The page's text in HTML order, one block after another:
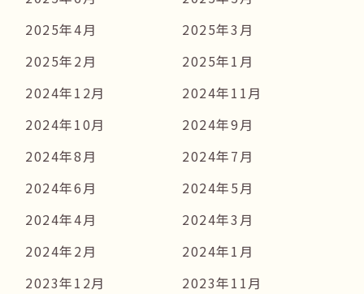
2025年4月
2025年3月
2025年2月
2025年1月
2024年12月
2024年11月
2024年10月
2024年9月
2024年8月
2024年7月
2024年6月
2024年5月
2024年4月
2024年3月
2024年2月
2024年1月
2023年12月
2023年11月